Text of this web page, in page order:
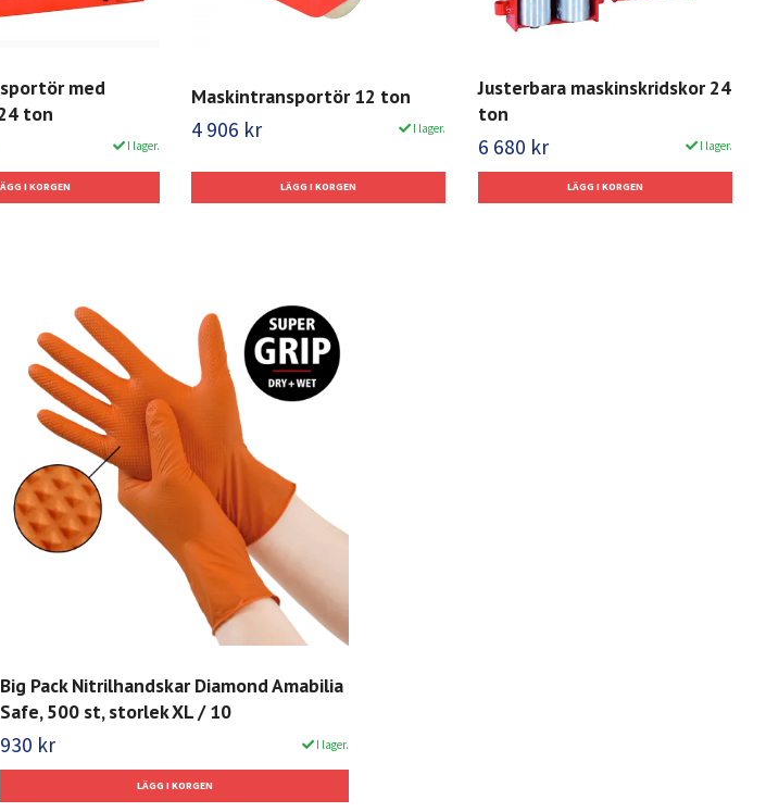
med
ton
I lager.
Maskintransportör 12 ton
4 906 kr I lager.
Justerbara maskinskridskor 24
ton
6 680 kr I lager.
Big Pack Nitrilhandskar Diamond Amabilia
Safe, 500 st, storlek XL / 10
930 kr I lager.